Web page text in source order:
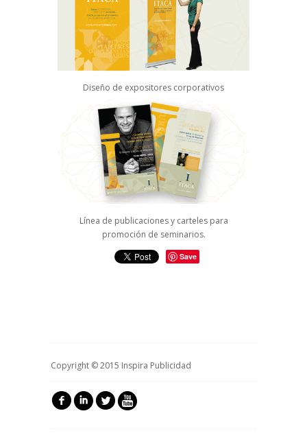
Diseño de expositores corporativos
Línea de publicaciones y carteles para
promoción de seminarios.
Save
Copyright © 2015 Inspira Publicidad
fil5